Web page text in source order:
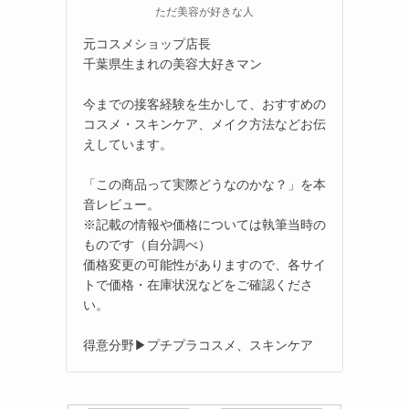
ただ美容が好きな人
元コスメショップ店長
千葉県生まれの美容大好きマン
今までの接客経験を生かして、おすすめの
コスメ・スキンケア、メイク方法などお伝
えしています。
「この商品って実際どうなのかな？」を本
音レビュー。
※記載の情報や価格については執筆当時の
ものです（自分調べ）
価格変更の可能性がありますので、各サイ
トで価格・在庫状況などをご確認くださ
い。
得意分野▶プチプラコスメ、スキンケア